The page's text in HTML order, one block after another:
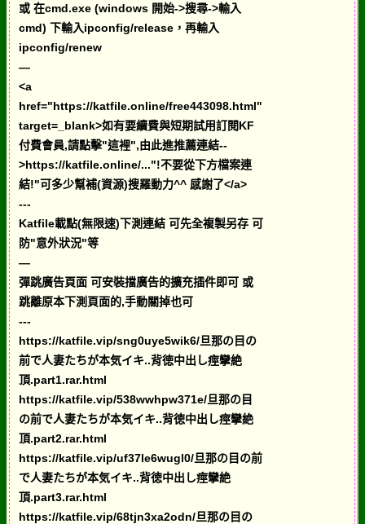
或 在cmd.exe (windows 開始->搜尋->輸入
cmd) 下輸入ipconfig/release，再輸入
ipconfig/renew
—
<a
href="https://katfile.online/free443098.html"
target=_blank>如有要續費與短期試用訂閱KF
付費會員,請點擊"這裡",由此進推薦連結--
>https://katfile.online/..."!不要從下方檔案連
結!"可多少幫補(資源)搜羅動力^^ 感謝了</a>
---
Katfile載點(無限速)下測連結 可先全複製另存 可
防"意外狀況"等
—
彈跳廣告頁面 可安裝擋廣告的擴充插件即可 或
跳離原本下測頁面的,手動關掉也可
---
https://katfile.vip/sng0uye5wik6/旦那の目の
前で人妻たちが本気イキ..背徳中出し痙攣絶
頂.part1.rar.html
https://katfile.vip/538wwhpw371e/旦那の目
の前で人妻たちが本気イキ..背徳中出し痙攣絶
頂.part2.rar.html
https://katfile.vip/uf37le6wugl0/旦那の目の前
で人妻たちが本気イキ..背徳中出し痙攣絶
頂.part3.rar.html
https://katfile.vip/68tjn3xa2odn/旦那の目の